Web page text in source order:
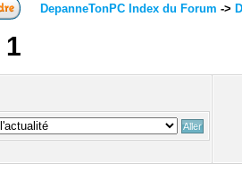
DepanneTonPC Index du Forum ->
1